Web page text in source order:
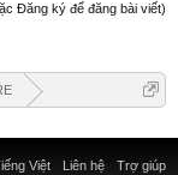
Đăng ký để đăng bài viết)
Liên hệ Trợ giúp
Việt